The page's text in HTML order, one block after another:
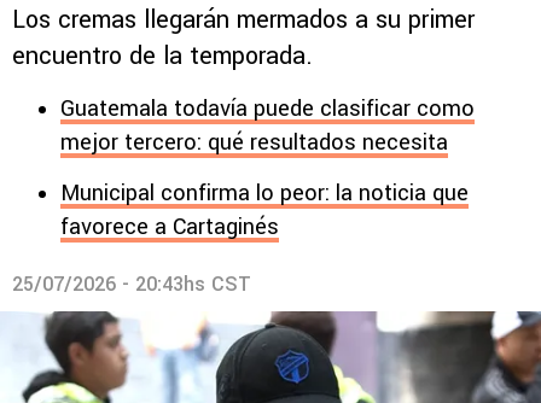
Los cremas llegarán mermados a su primer
encuentro de la temporada.
Guatemala todavía puede clasificar como
mejor tercero: qué resultados necesita
Municipal confirma lo peor: la noticia que
favorece a Cartaginés
25/07/2026 - 20:43hs CST